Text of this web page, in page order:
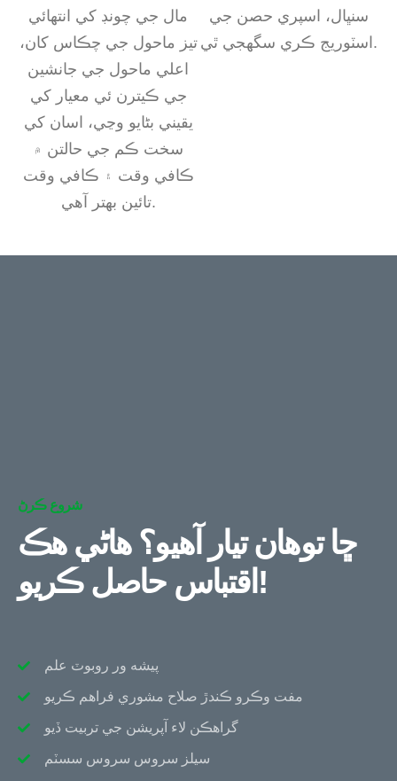
مال جي چونڊ کي انتهائي
تيز ماحول جي چڪاس کان،
اعلي ماحول جي جانشين
جي ڪيترن ئي معيار کي
يقيني بڻايو وڃي، اسان کي
سخت ڪم جي حالتن ۾
ڪافي وقت ۽ ڪافي وقت
تائين بهتر آهي.
سنڀال، اسپري حصن جي
اسٽوريج ڪري سگهجي ٿي.
شروع ڪرڻ
ڇا توهان تيار آهيو؟ هاڻي هڪ
اقتباس حاصل ڪريو!
پيشه ور روبوٽ علم
مفت وڪرو ڪندڙ صلاح مشوري فراهم ڪريو
گراهڪن لاء آپريشن جي تربيت ڏيو
سيلز سروس سروس سسٽم